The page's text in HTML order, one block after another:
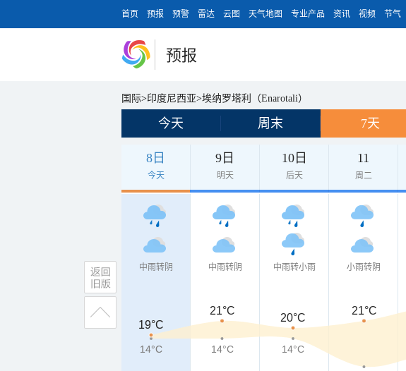
首页 预报 预警 雷达 云图 天气地图 专业产品 资讯 视频 节气
预报
国际>印度尼西亚>埃纳罗塔利（Enarotali）
今天 周末 7天
8日
今天
9日
明天
10日
后天
11
周二
中雨转阴 中雨转阴 中雨转小雨 小雨转阴
19°C
19°C
21°C
20°C
21°C
14°C
14°C 14°C 14°C